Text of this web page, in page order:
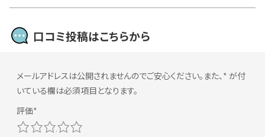
口コミ投稿はこちらから
メールアドレスは公開されませんのでご安心ください。また、* が付
いている欄は必須項目となります。
5
4
3
2